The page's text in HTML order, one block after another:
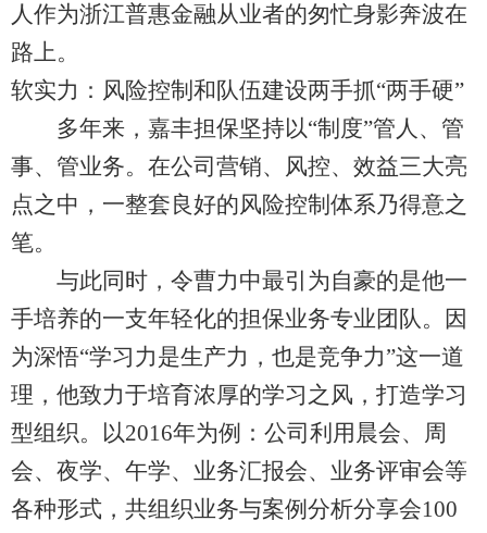
人作为浙江普惠金融从业者的匆忙身影奔波在
路上。
软实力：风险控制和队伍建设两手抓“两手硬”
多年来，嘉丰担保坚持以“制度”管人、管
事、管业务。在公司营销、风控、效益三大亮
点之中，一整套良好的风险控制体系乃得意之
笔。
与此同时，令曹力中最引为自豪的是他一
手培养的一支年轻化的担保业务专业团队。因
为深悟“学习力是生产力，也是竞争力”这一道
理，他致力于培育浓厚的学习之风，打造学习
型组织。以2016年为例：公司利用晨会、周
会、夜学、午学、业务汇报会、业务评审会等
各种形式，共组织业务与案例分析分享会100